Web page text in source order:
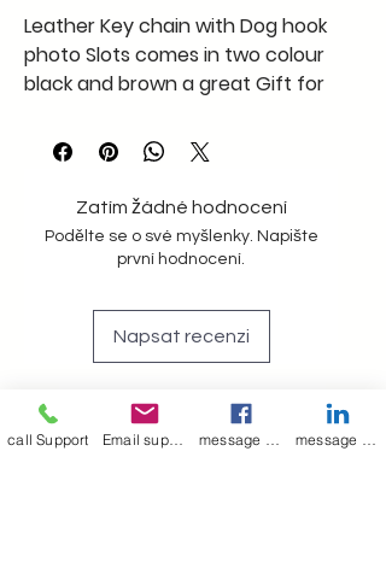
Leather Key chain with Dog hook
photo Slots comes in two colour
black and brown a great Gift for
Zatím žádné hodnocení
Podělte se o své myšlenky. Napište
první hodnocení.
Napsat recenzi
Join our mailing list
call Support Email support